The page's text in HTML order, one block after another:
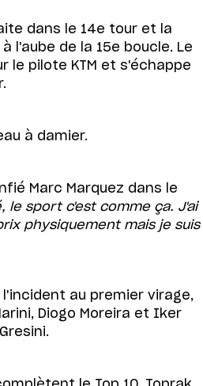
dans le 14e tour et la
l'aube de la 15e boucle. Le
le pilote KTM et s'échappe
à damier.
Marc Marquez dans le
le sport c'est comme ça. J'ai
physiquement mais je suis
l'incident au premier virage,
Diogo Moreira et Iker